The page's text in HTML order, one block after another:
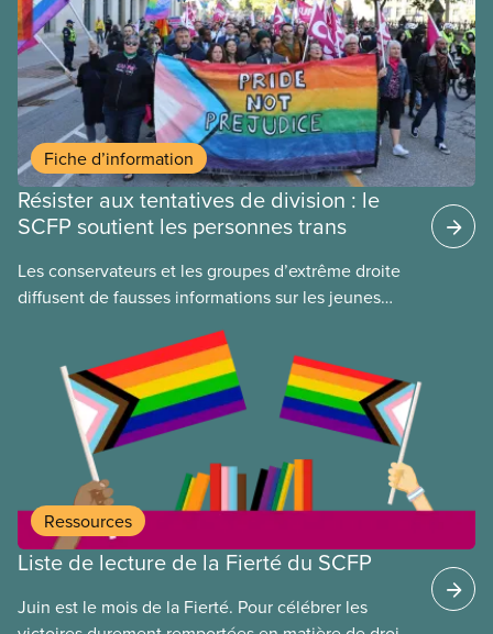
Fiche d’information
Résister aux tentatives de division : le
SCFP soutient les personnes trans
​Les conservateurs et les groupes d’extrême droite
diffusent de fausses informations sur les jeunes
nos rangs. En ciblant les jeunes trans, ils cherchent
à détourner l’attention de leurs politiques
antiouvrières et alimentent la haine envers les
personnes vulnérables à des fins politiques. Les
gouvernements de droite sont gagnants lorsque la
division règne, lorsque les travailleuses et
travailleurs n’unissent pas leurs voix contre les
coupes dans les services publics, la crise du coût
de la vie ou tout autre problème.
Ressources
Liste de lecture de la Fierté du SCFP
Juin est le mois de la Fierté. Pour célébrer les